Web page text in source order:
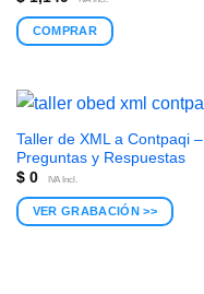
COMPRAR
Taller de XML a Contpaqi –
Preguntas y Respuestas
$0 IVA Incl.
VER GRABACIÓN >>